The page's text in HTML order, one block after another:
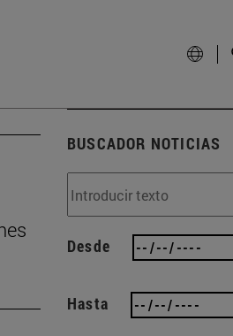
BUSCADOR NOTICIAS
Desde
Hasta